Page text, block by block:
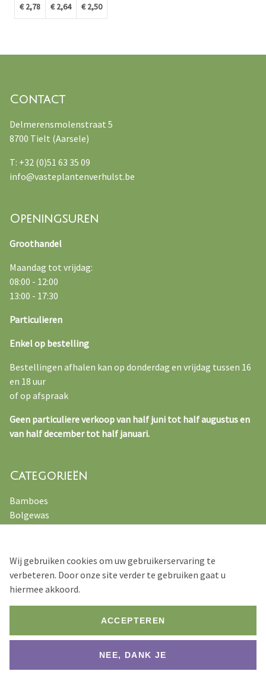
€ 2,78 € 2,64 € 2,50
Contact
Delmerensmolenstraat 5
8700 Tielt (Aarsele)
T: +32 (0)51 63 35 09
info@vasteplantenverhulst.be
Openingsuren
Groothandel
Maandag tot vrijdag:
08:00 - 12:00
13:00 - 17:30
Particulieren
Enkel op bestelling
Bestellingen afhalen kan op donderdag en vrijdag tussen 16
en 18 uur
of op afspraak
Geen particuliere verkoop van half juni tot half augustus en
van half december tot half januari.
Categorieën
Bamboes
Bolgewas
Kruiden
Vaste planten
Siergrassen
© 2026 Verhulst – Van Ryckeghem
Bottom
Verkoopsvoorwaarden
Website byJolux Webdesign
Wij gebruiken cookies om uw gebruikerservaring te
verbeteren. Door onze site verder te gebruiken gaat u
hiermee akkoord.
ACCEPTEREN
NEE, DANK JE